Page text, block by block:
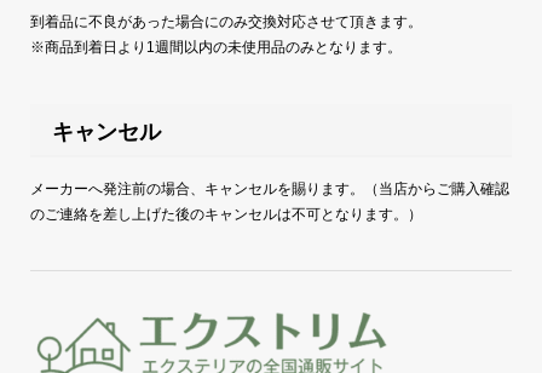
到着品に不良があった場合にのみ交換対応させて頂きます。
※商品到着日より1週間以内の未使用品のみとなります。
キャンセル
メーカーへ発注前の場合、キャンセルを賜ります。（当店からご購入確認
のご連絡を差し上げた後のキャンセルは不可となります。）